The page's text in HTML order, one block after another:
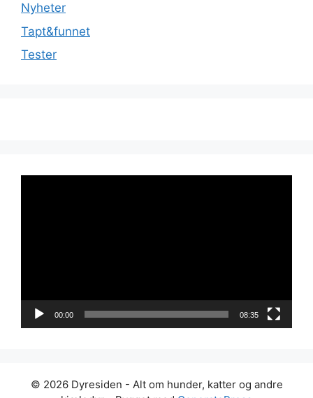
Nyheter
Tapt&funnet
Tester
00:00 08:35
© 2026 Dyresiden - Alt om hunder, katter og andre